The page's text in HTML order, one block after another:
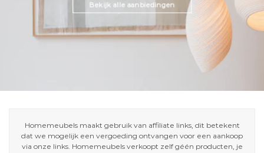
Bekijk alle aanbiedingen
Homemeubels maakt gebruik van affiliate links, dit betekent
dat we mogelijk een vergoeding ontvangen voor een aankoop
via onze links. Homemeubels verkoopt zelf géén producten, je